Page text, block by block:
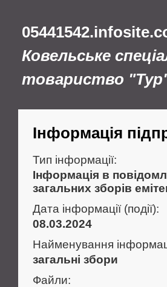
Ковельське
товариство
Інформація
Тип інформації:
Інформація в
загальних зборів
Дата інформації (події):
08.03.2024
Найменування
загальні збори
Файли: